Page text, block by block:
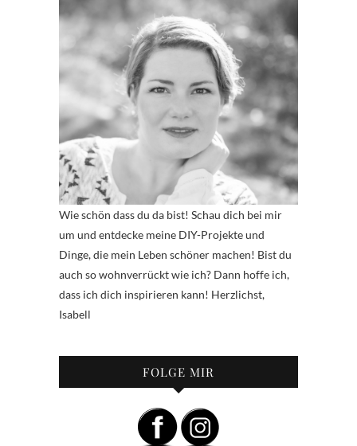
Wie schön dass du da bist! Schau dich bei mir
um und entdecke meine DIY-Projekte und
Dinge, die mein Leben schöner machen! Bist du
auch so wohnverrückt wie ich? Dann hoffe ich,
dass ich dich inspirieren kann! Herzlichst,
Isabell
FOLGE MIR